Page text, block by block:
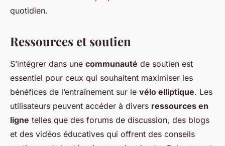
quotidien.
Ressources et soutien
S’intégrer dans une communauté de soutien est
essentiel pour ceux qui souhaitent maximiser les
bénéfices de l’entraînement sur le vélo elliptique. Les
utilisateurs peuvent accéder à divers ressources en
ligne telles que des forums de discussion, des blogs
et des vidéos éducatives qui offrent des conseils